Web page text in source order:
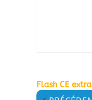
Flash CE